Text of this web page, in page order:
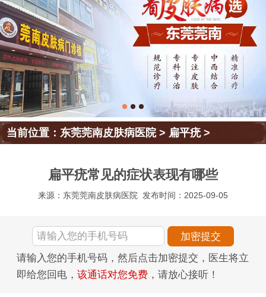
当前位置：东莞莞南皮肤病医院> 扁平疣>
扁平疣常见的症状表现有哪些
来源：东莞莞南皮肤病医院 发布时间：2025-09-05
请输入您的手机号码，然后点击加密提交，医生将立
即给您回电， 该通话对您免费 ，请放心接听！